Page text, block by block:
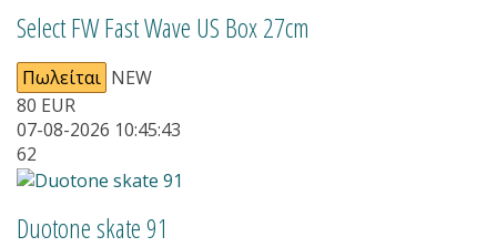
Select FW Fast Wave US Box 27cm
Πωλείται NEW
80 EUR
07-08-2026 10:45:43
62
Duotone skate 91